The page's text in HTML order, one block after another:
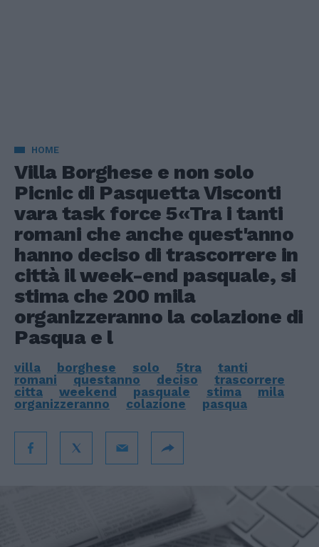
HOME
Villa Borghese e non solo
Picnic di Pasquetta Visconti
vara task force 5«Tra i tanti
romani che anche quest'anno
hanno deciso di trascorrere in
città il week-end pasquale, si
stima che 200 mila
organizzeranno la colazione di
Pasqua e l
villa borghese solo 5tra
tanti
romani
questanno deciso
trascorrere
citta
weekend pasquale stima
mila
organizzeranno
colazione pasqua